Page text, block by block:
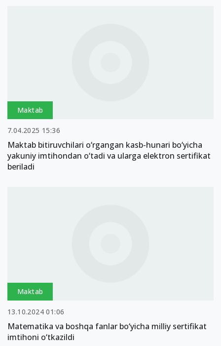
Maktab
7.04.2025 15:36
Maktab bitiruvchilari o‘rgangan kasb-hunari bo‘yicha
yakuniy imtihondan o‘tadi va ularga elektron sertifikat
beriladi
Maktab
13.10.2024 01:06
Matematika va boshqa fanlar bo‘yicha milliy sertifikat
imtihoni o‘tkazildi